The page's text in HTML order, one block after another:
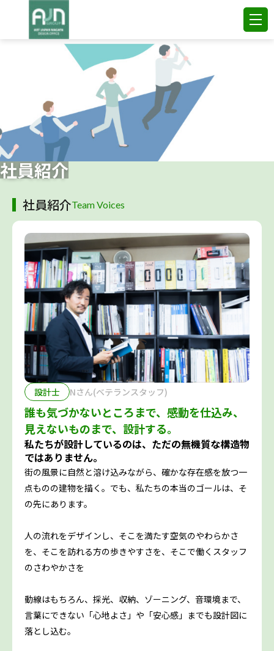
社員紹介
社員紹介Team Voices
設計士 Nさん(ベテランスタッフ)
誰も気づかないところまで、感動を仕込み、
見えないものまで、設計する。
私たちが設計しているのは、ただの無機質な構造物
ではありません。
街の風景に自然と溶け込みながら、確かな存在感を放つ一
点ものの建物を描く。でも、私たちの本当のゴールは、そ
の先にあります。
人の流れをデザインし、そこを満たす空気のやわらかさ
を、そこを訪れる方の歩きやすさを、そこで働くスタッフ
のさわやかさを――
動線はもちろん、採光、収納、ゾーニング、音環境まで、
言葉にできない「心地よさ」や「安心感」までも設計図に
落とし込む。